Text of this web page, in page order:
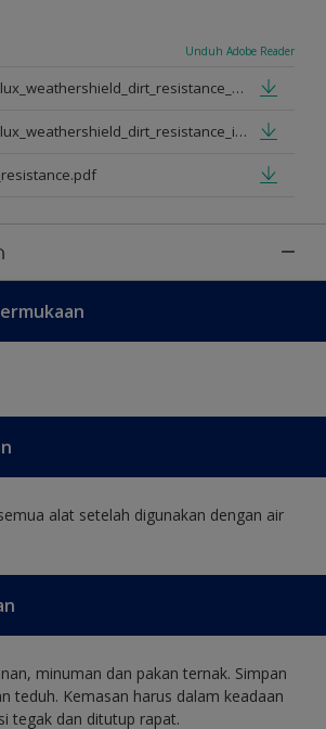
Unduh Adobe Reader
tds_a928_dulux_weathershield_dirt_resistance_en_jan_2025.pdf
tds_a928_dulux_weathershield_dirt_resistance_id_jan_2025.pdf
alat setelah digunakan dengan air
minuman dan pakan ternak. Simpan
teduh. Kemasan harus dalam keadaan
tegak dan ditutup rapat.